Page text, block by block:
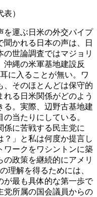
）
運ぶ日米の外交パイプ
かれる日本の声は、日
世論調査ではマジョリ
沖縄の米軍基地建設反
に入ることが無い。ワ
、そのほとんどは保守的
る日米関係がどのよう
る。実際、辺野古基地建
当たりにしている。
に苦戦する民主党に
？」と私は何度か提言し
ワークをワシントンに築
の政策を継続的にアメリ
理解を得るためには、
が最も具体的な第一歩で
党所属の国会議員からの